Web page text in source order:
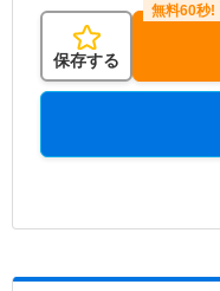
保存する